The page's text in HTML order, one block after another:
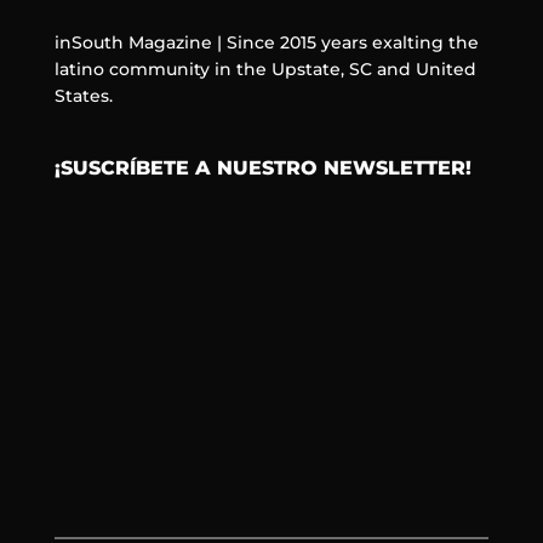
inSouth Magazine | Since 2015 years exalting the
latino community in the Upstate, SC and United
States.
¡SUSCRÍBETE A NUESTRO NEWSLETTER!